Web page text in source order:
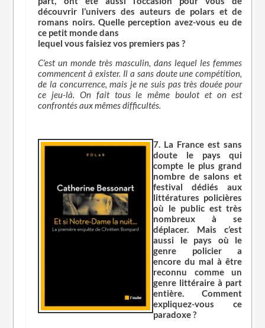
découvrir l’univers des auteurs de polars et de
romans noirs. Quelle perception avez-vous eu de
ce petit monde dans
lequel vous faisiez vos premiers pas ?
C’est un monde très masculin, dans lequel les femmes
commencent à exister. Il a sans doute une compétition,
de la concurrence, mais je ne suis pas très douée pour
ce jeu-là. On fait tous le même boulot et on est
confrontés aux mêmes difficultés.
7. La France est sans
doute le pays qui
compte le plus grand
nombre de salons et
festival dédiés aux
littératures policières
où le public est très
nombreux à se
déplacer. Mais c’est
aussi le pays où le
genre policier a
encore du mal à être
reconnu comme un
genre littéraire à part
entière. Comment
expliquez-vous ce
paradoxe ?